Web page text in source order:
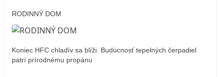
RODINNÝ DOM
Koniec HFC chladív sa blíži. Budúcnosť tepelných čerpadiel
patrí prírodnému propánu